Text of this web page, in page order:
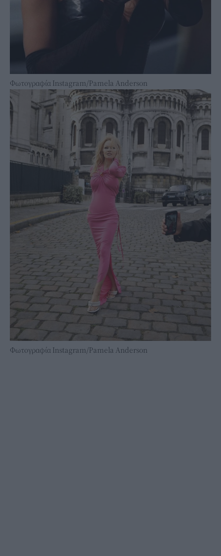
Φωτογραφία Instagram/Pamela Anderson
Φωτογραφία Instagram/Pamela Anderson